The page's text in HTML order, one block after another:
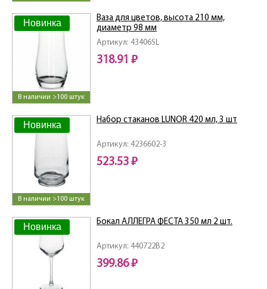
Новинка
В наличии >100 штук
Артикул: 43406SL
Ваза для цветов, высота 210 мм,
диаметр 98 мм
318.91 ₽
Новинка
В наличии >100 штук
Артикул: 4236602-3
Набор стаканов LUNOR 420 мл, 3 шт
523.53 ₽
Новинка
Артикул: 440722B2
Бокал АЛЛЕГРА ФЕСТА 350 мл 2 шт.
399.86 ₽